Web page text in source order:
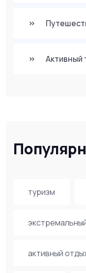
Активный
туризм
активный